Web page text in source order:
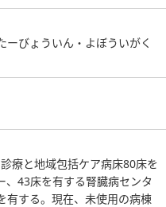
びょういん・よぼういがく
療と地域包括ケア病床80床を
、43床を有する腎臓病センタ
有する。現在、未使用の病棟